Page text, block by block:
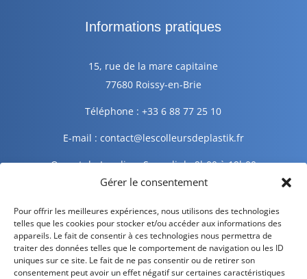
Gérer le consentement
Pour offrir les meilleures expériences, nous utilisons des technologies
telles que les cookies pour stocker et/ou accéder aux informations des
appareils. Le fait de consentir à ces technologies nous permettra de
traiter des données telles que le comportement de navigation ou les ID
uniques sur ce site. Le fait de ne pas consentir ou de retirer son
consentement peut avoir un effet négatif sur certaines caractéristiques
Informations pratiques
15, rue de la mare capitaine
77680 Roissy-en-Brie
Téléphone : +33 6 88 77 25 10
E-mail : contact@lescolleursdeplastik.fr
Ouvert du Lundi au Samedi de 9h00 à 19h00
Informations légales
Mentions légales